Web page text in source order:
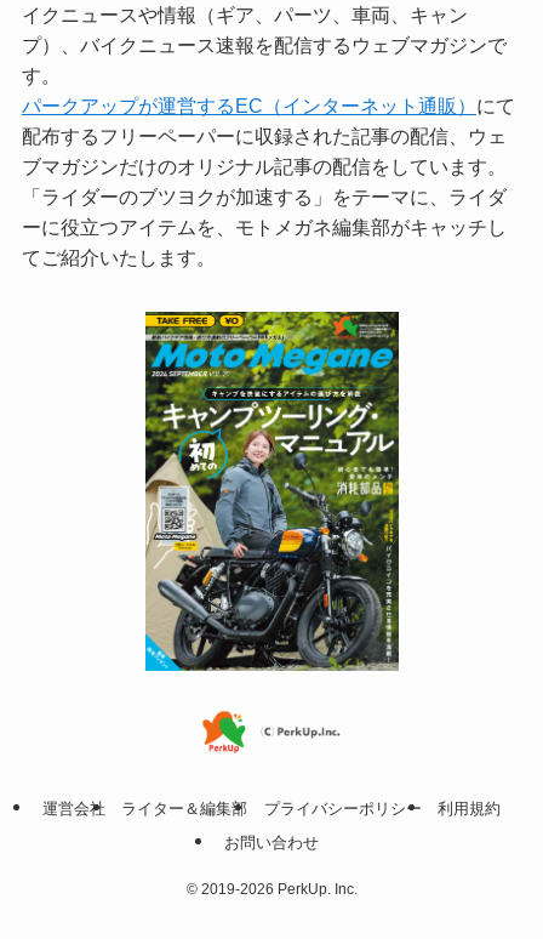
イクニュースや情報（ギア、パーツ、車両、キャン
プ）、バイクニュース速報を配信するウェブマガジンで
す。
パークアップが運営するEC（インターネット通販） にて
配布するフリーペーパーに収録された記事の配信、ウェ
ブマガジンだけのオリジナル記事の配信をしています。
「ライダーのブツヨクが加速する」をテーマに、ライダ
ーに役立つアイテムを、モトメガネ編集部がキャッチし
てご紹介いたします。
運営会社 ライター＆編集部 プライバシーポリシー
利用規約
お問い合わせ
©2019-2026 PerkUp. Inc.